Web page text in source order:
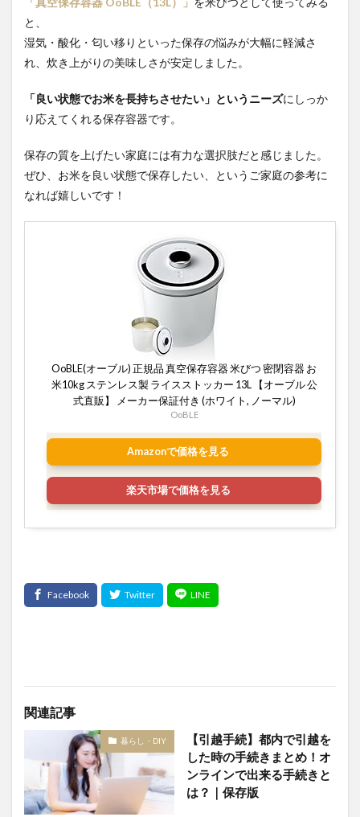
と、
湿気・酸化・匂い移りといった保存の悩みが大幅に軽減さ
れ、炊き上がりの美味しさが安定しました。
「良い状態でお米を長持ちさせたい」というニーズにしっか
り応えてくれる保存容器です。
保存の質を上げたい家庭には有力な選択肢だと感じました。
ぜひ、お米を良い状態で保存したい、というご家庭の参考に
なれば嬉しいです！
OoBLE(オーブル) 正規品 真空保存容器 米びつ 密閉容器 お
米10kg ステンレス製 ライスストッカー 13L 【オーブル 公
式直販】 メーカー保証付き (ホワイト, ノーマル)
OoBLE
Amazonで価格を見る
楽天市場で価格を見る
関連記事
暮らし・DIY
【引越手続】都内で引越を
した時の手続きまとめ！オ
ンラインで出来る手続きと
は？｜保存版